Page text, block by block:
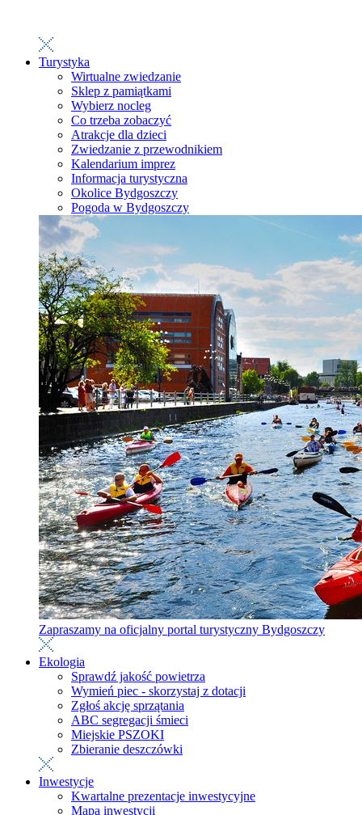
Turystyka
Wirtualne zwiedzanie
Sklep z pamiątkami
Wybierz nocleg
Co trzeba zobaczyć
Atrakcje dla dzieci
Zwiedzanie z przewodnikiem
Kalendarium imprez
Informacja turystyczna
Okolice Bydgoszczy
Pogoda w Bydgoszczy
Zapraszamy na oficjalny portal turystyczny Bydgoszczy
Ekologia
Sprawdź jakość powietrza
Wymień piec - skorzystaj z dotacji
Zgłoś akcję sprzątania
ABC segregacji śmieci
Miejskie PSZOKI
Zbieranie deszczówki
Inwestycje
Kwartalne prezentacje inwestycyjne
Mapa inwestycji